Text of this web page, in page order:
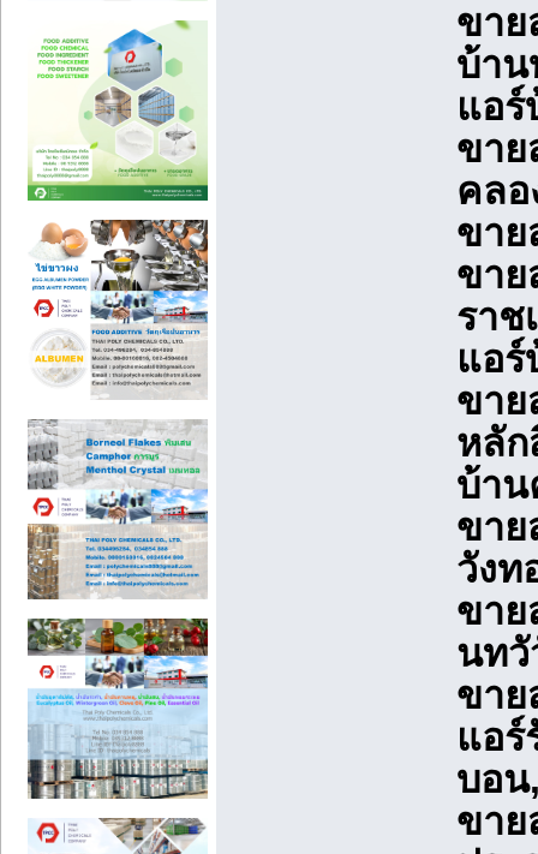
ขาย
บ้าน
แอร์
ขาย
คลอ
ขาย
ขาย
ราช
แอ
ขาย
หลัก
บ้าน
ขาย
วังท
ขาย
นทวั
ขาย
แอ
บอน
ขาย